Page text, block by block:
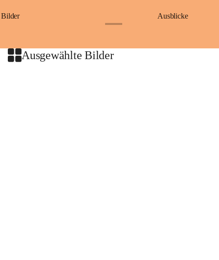
Bilder Ausblicke
Ausgewählte Bilder